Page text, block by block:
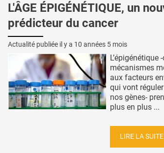
L'ÂGE ÉPIGÉNÉTIQUE, un
prédicteur du cancer
Actualité publiée il y a 10 années 5 mois
L’épigénétique
mécanismes
aux facteurs
qui vont
nos gènes-
plus en plus ...
LIRE LA SUITE